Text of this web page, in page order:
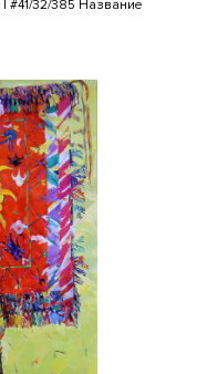
| #41/32/385 Название